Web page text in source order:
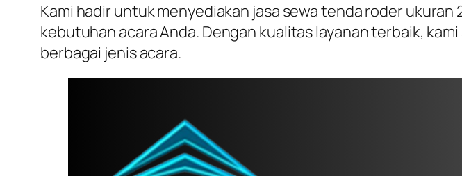
Kami hadir untuk menyediakan jasa sewa tenda roder
kebutuhan acara Anda. Dengan kualitas layanan terbaik,
berbagai jenis acara.